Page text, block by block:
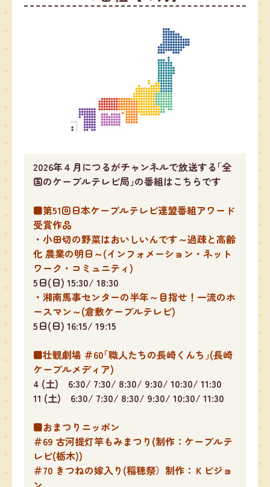
2026年４月につるがチャンネルで放送する｢全
国のケーブルテレビ局｣の番組はこちらです
■第51回日本ケーブルテレビ連盟番組アワード
受賞作品
・小田切の野菜はおいしいんです～過疎と高齢
化 農業の明日～(インフォメーション・ネット
ワーク・コミュニティ)
5日(日) 15:30/ 18:30
・湘南馬事センターの半年～目指せ！一流のホ
ースマン～(倉敷ケーブルテレビ)
5日(日) 16:15/ 19:15
■壮観劇場 ＃60｢職人たちの長崎くんち｣(長崎
ケーブルメディア)
4 (土) 6:30/ 7:30/ 8:30/ 9:30/ 10:30/ 11:30
11 (土) 6:30/ 7:30/ 8:30/ 9:30/ 10:30/ 11:30
■おまつりニッポン
＃69 古河提灯竿もみまつり(制作：ケーブルテ
レビ(栃木))
＃70 きつねの嫁入り(稲穂祭）制作：Ｋビジョ